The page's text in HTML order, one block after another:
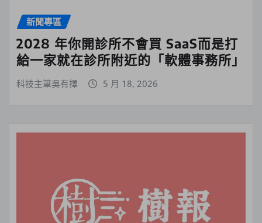
新聞專區
2028 年你開診所不會買 SaaS而是打
給一家就在診所附近的「軟體事務所」
科技主筆吳有擇 5 月 18, 2026